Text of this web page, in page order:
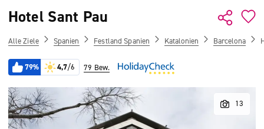
Hotel Sant Pau
Alle Ziele Spanien Festland Spanien Katalonien Barcelona
79% 4,7/6 79 Bew.